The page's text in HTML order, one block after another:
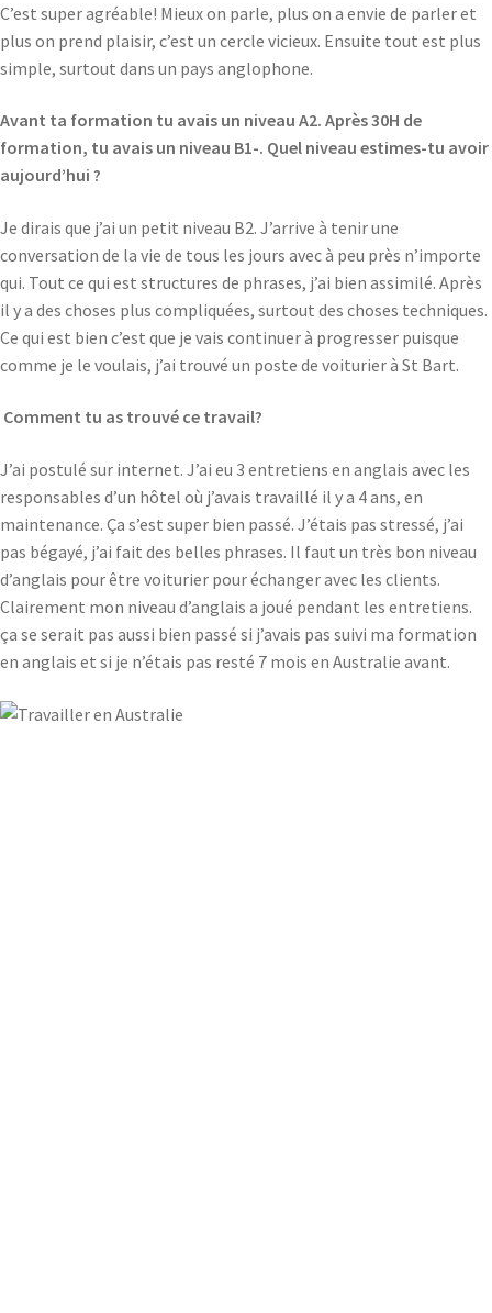
C’est super agréable! Mieux on parle, plus on a envie de parler et
plus on prend plaisir, c’est un cercle vicieux. Ensuite tout est plus
simple, surtout dans un pays anglophone.
Avant ta formation tu avais un niveau A2. Après 30H de
formation, tu avais un niveau B1-. Quel niveau estimes-tu avoir
aujourd’hui ?
Je dirais que j’ai un petit niveau B2. J’arrive à tenir une
conversation de la vie de tous les jours avec à peu près n’importe
qui. Tout ce qui est structures de phrases, j’ai bien assimilé. Après
il y a des choses plus compliquées, surtout des choses techniques.
Ce qui est bien c’est que je vais continuer à progresser puisque
comme je le voulais, j’ai trouvé un poste de voiturier à St Bart.
Comment tu as trouvé ce travail?
J’ai postulé sur internet. J’ai eu 3 entretiens en anglais avec les
responsables d’un hôtel où j’avais travaillé il y a 4 ans, en
maintenance. Ça s’est super bien passé. J’étais pas stressé, j’ai
pas bégayé, j’ai fait des belles phrases. Il faut un très bon niveau
d’anglais pour être voiturier pour échanger avec les clients.
Clairement mon niveau d’anglais a joué pendant les entretiens.
ça se serait pas aussi bien passé si j’avais pas suivi ma formation
en anglais et si je n’étais pas resté 7 mois en Australie avant.